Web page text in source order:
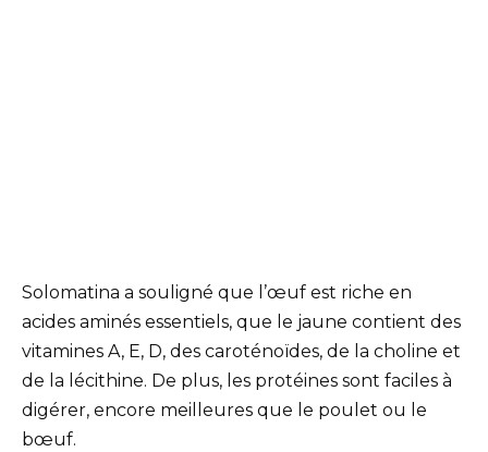
Solomatina a souligné que l’œuf est riche en
acides aminés essentiels, que le jaune contient des
vitamines A, E, D, des caroténoïdes, de la choline et
de la lécithine. De plus, les protéines sont faciles à
digérer, encore meilleures que le poulet ou le
bœuf.